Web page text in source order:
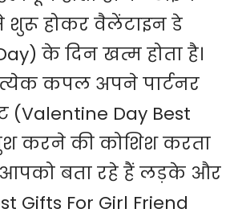
शुरू होकर वैलेंटाइन डे
के दिन खत्म होता है।
कपल अपने पार्टनर
(Valentine Day Best
करने की कोशिश करता
बता रहे हैं लड़के और
Gifts For Girl Friend